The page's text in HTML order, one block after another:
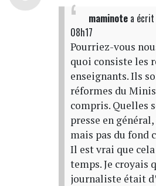
maminotea écrit
08h17
Pourriez-vous
quoi consiste les
enseignants. Ils
réformes du
compris. Quelles
presse en
mais pas du fond
Il est vrai que
temps. Je croyais
journaliste était